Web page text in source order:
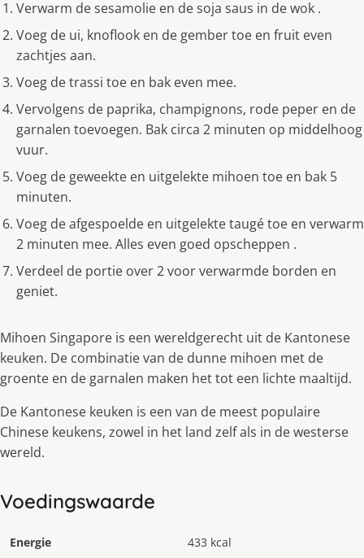
Verwarm de sesamolie en de soja saus in de wok .
Voeg de ui, knoflook en de gember toe en fruit even
zachtjes aan.
Voeg de trassi toe en bak even mee.
Vervolgens de paprika, champignons, rode peper en de
garnalen toevoegen. Bak circa 2 minuten op middelhoog
vuur.
Voeg de geweekte en uitgelekte mihoen toe en bak 5
minuten.
Voeg de afgespoelde en uitgelekte taugé toe en verwarm
2 minuten mee. Alles even goed opscheppen .
Verdeel de portie over 2 voor verwarmde borden en
geniet.
Mihoen Singapore is een wereldgerecht uit de Kantonese
keuken. De combinatie van de dunne mihoen met de
groente en de garnalen maken het tot een lichte maaltijd.
De Kantonese keuken is een van de meest populaire
Chinese keukens, zowel in het land zelf als in de westerse
wereld.
Voedingswaarde
Energie 433 kcal